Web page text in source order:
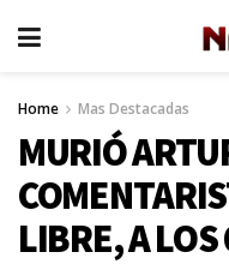
Home Mas Destacadas
MURIÓ
LIBRE, A